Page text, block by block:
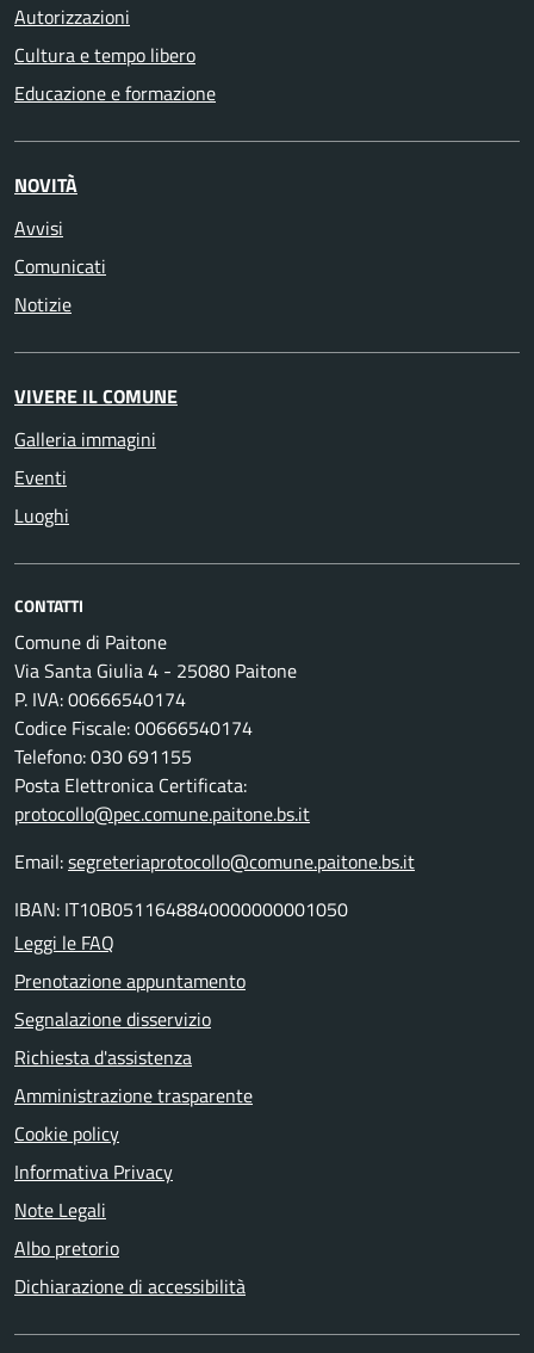
Autorizzazioni
Cultura e tempo libero
Educazione e formazione
NOVITÀ
Avvisi
Comunicati
Notizie
VIVERE IL COMUNE
Galleria immagini
Eventi
Luoghi
CONTATTI
Comune di Paitone
Via Santa Giulia 4 - 25080 Paitone
P. IVA: 00666540174
Codice Fiscale: 00666540174
Telefono: 030 691155
Posta Elettronica Certificata:
protocollo@pec.comune.paitone.bs.it
Email:segreteriaprotocollo@comune.paitone.bs.it
IBAN: IT10B0511648840000000001050
Leggi le FAQ
Prenotazione appuntamento
Segnalazione disservizio
Richiesta d'assistenza
Amministrazione trasparente
Cookie policy
Informativa Privacy
Note Legali
Albo pretorio
Dichiarazione di accessibilità